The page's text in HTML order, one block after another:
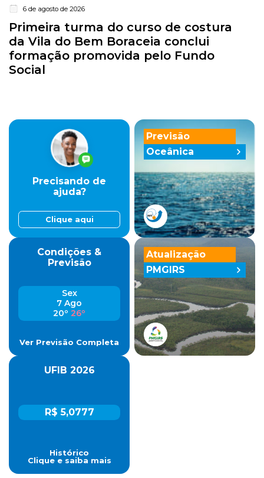
6 de agosto de 2026
Primeira turma do curso de costura
da Vila do Bem Boraceia conclui
formação promovida pelo Fundo
Social
Previsão
Oceânica
Precisando de
ajuda?
Clique aqui
Condições &
Previsão
Sex
7 Ago
20º 26º
Ver Previsão Completa
UFIB 2026
R$ 5,0777
Histórico
Clique e saiba mais
Atualização
PMGIRS